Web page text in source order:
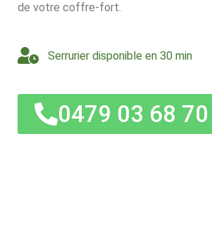
de votre coffre-fort.
Serrurier disponible en 30 min
0479 03 68 70